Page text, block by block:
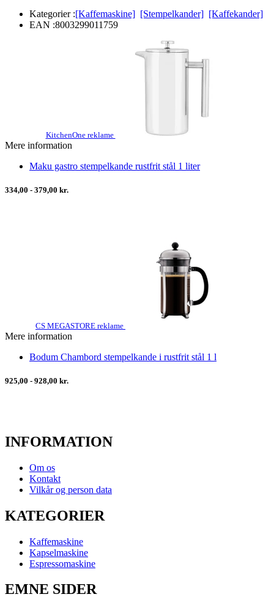
Kategorier :[Kaffemaskine] [Stempelkander] [Kaffekander]
EAN :8003299011759
KitchenOne reklame
Mere information
Maku gastro stempelkande rustfrit stål 1 liter
334,00 - 379,00 kr.
CS MEGASTORE reklame
Mere information
Bodum Chambord stempelkande i rustfrit stål 1 l
925,00 - 928,00 kr.
INFORMATION
Om os
Kontakt
Vilkår og person data
KATEGORIER
Kaffemaskine
Kapselmaskine
Espressomaskine
EMNE SIDER